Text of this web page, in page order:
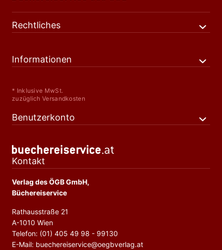
Rechtliches
Informationen
* Inklusive MwSt.
zuzüglich Versandkosten
Benutzerkonto
Kontakt
Verlag des ÖGB GmbH,
Büchereiservice
Rathausstraße 21
A-1010 Wien
Telefon: (01) 405 49 98 - 99130
E-Mail: buechereiservice@oegbverlag.at